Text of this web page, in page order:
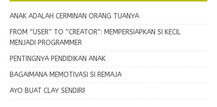
ANAK ADALAH CERMINAN ORANG TUANYA
FROM “USER” TO “CREATOR”: MEMPERSIAPKAN SI KECIL
MENJADI PROGRAMMER
PENTINGNYA PENDIDIKAN ANAK
BAGAIMANA MEMOTIVASI SI REMAJA
AYO BUAT CLAY SENDIRI!